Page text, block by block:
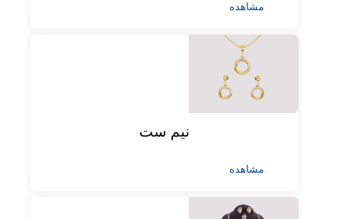
مشاهده
نیم ست
مشاهده